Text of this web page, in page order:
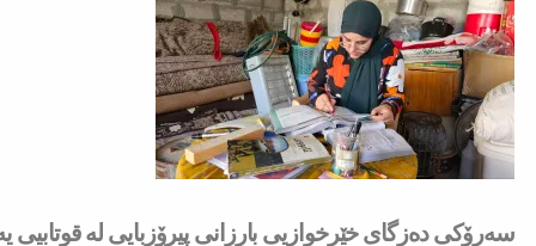
سەرۆكی دەزگای خێرخوازیی بارزانی پیرۆزبایی لە